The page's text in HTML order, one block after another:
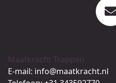
Maatkracht Trappen
E-mail: info@maatkracht.nl